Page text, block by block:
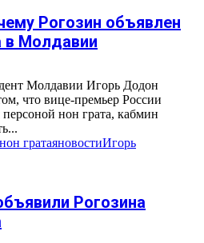
Рогозин объявлен
в Молдавии
Молдавии Игорь Додон
что вице-премьер России
нон грата, кабмин
нон гратаяновостиИгорь
Рогозина